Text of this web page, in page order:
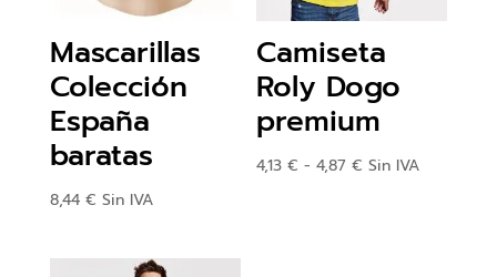
Mascarillas
Colección
España
baratas
8,44 € Sin IVA
Camiseta
Roly Dogo
premium
4,13€ - 4,87€ Rango
Sin IVA